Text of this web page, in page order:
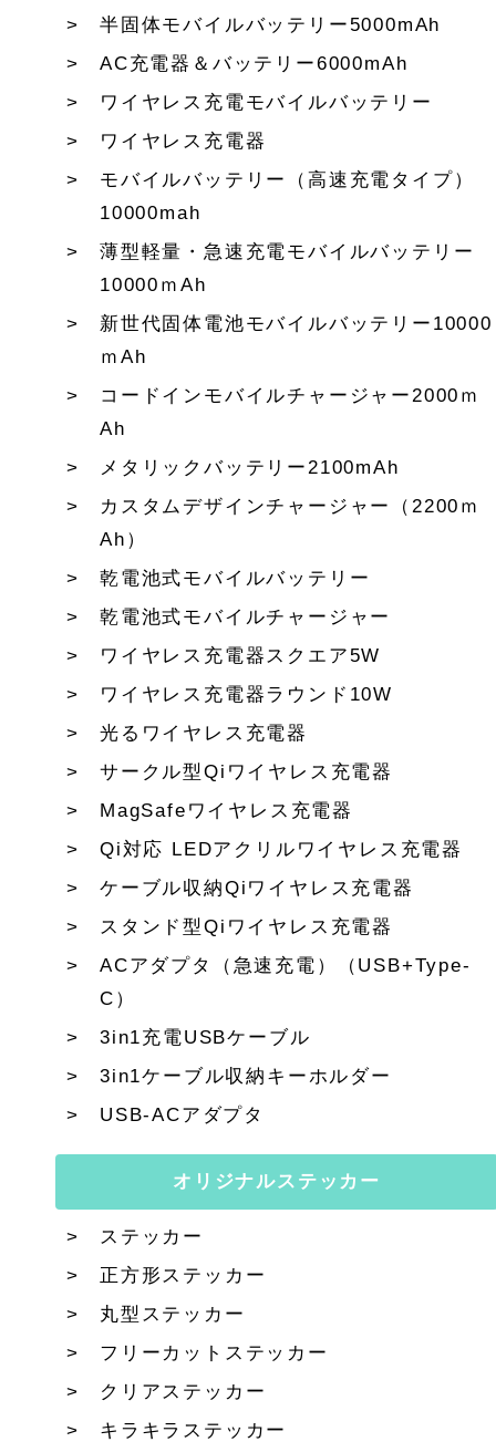
半固体モバイルバッテリー5000mAh
AC充電器＆バッテリー6000mAh
ワイヤレス充電モバイルバッテリー
ワイヤレス充電器
モバイルバッテリー（高速充電タイプ）
10000mah
薄型軽量・急速充電モバイルバッテリー
10000ｍAh
新世代固体電池モバイルバッテリー10000
ｍAh
コードインモバイルチャージャー2000ｍ
Ah
メタリックバッテリー2100mAh
カスタムデザインチャージャー（2200ｍ
Ah）
乾電池式モバイルバッテリー
乾電池式モバイルチャージャー
ワイヤレス充電器スクエア5W
ワイヤレス充電器ラウンド10W
光るワイヤレス充電器
サークル型Qiワイヤレス充電器
MagSafeワイヤレス充電器
Qi対応 LEDアクリルワイヤレス充電器
ケーブル収納Qiワイヤレス充電器
スタンド型Qiワイヤレス充電器
ACアダプタ（急速充電）（USB+Type-
C）
3in1充電USBケーブル
3in1ケーブル収納キーホルダー
USB-ACアダプタ
オリジナルステッカー
ステッカー
正方形ステッカー
丸型ステッカー
フリーカットステッカー
クリアステッカー
キラキラステッカー